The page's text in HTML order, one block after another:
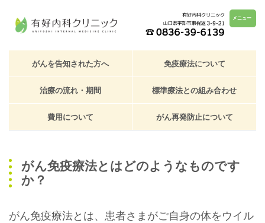
メニュー
がんを告知された方へ 免疫療法について
治療の流れ・期間 標準療法との組み合わせ
費用について がん再発防止について
がん免疫療法とはどのようなものです
か？
がん免疫療法とは、患者さまがご自身の体をウイル